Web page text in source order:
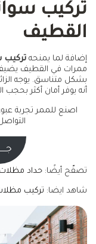
تركيب
القطيف
إضافة لما يمنحه تركيب
ممرات في القطيف يضيف
بشكل متناسق. يوجه
أنه يوفر أمان أكثر بحجب
اصنع للممر تجربة عبور
تصفّح أيضًا: حداد
شاهد ايضا: تركيب